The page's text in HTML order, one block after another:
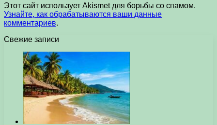
Этот сайт использует Akismet для борьбы со спамом.
Узнайте, как обрабатываются ваши данные
комментариев.
Свежие записи